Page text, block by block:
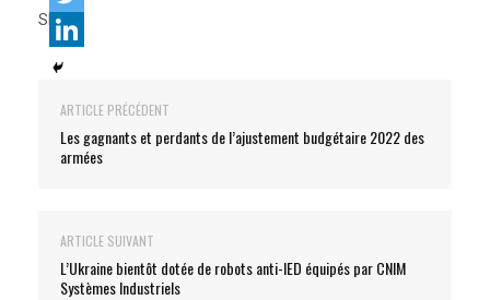
SIMu
ARTICLE PRÉCÉDENT
Les gagnants et perdants de l’ajustement budgétaire 2022 des
armées
ARTICLE SUIVANT
L’Ukraine bientôt dotée de robots anti-IED équipés par CNIM
Systèmes Industriels